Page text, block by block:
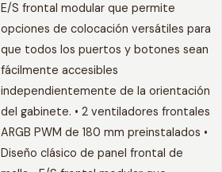
E/S frontal modular que permite
opciones de colocación versátiles para
que todos los puertos y botones sean
fácilmente accesibles
independientemente de la orientación
del gabinete. • 2 ventiladores frontales
ARGB PWM de 180 mm preinstalados •
Diseño clásico de panel frontal de